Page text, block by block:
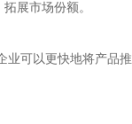
展市场份额。
业可以更快地将产品推